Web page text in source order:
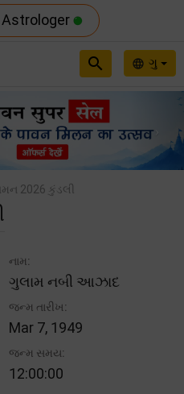
language ગુ
search
2026 કુંડલી
નામ:
ગુલામ નબી આઝાદ
જન્મ તારીખ:
Mar 7, 1949
જન્મ સમય:
12:00:00